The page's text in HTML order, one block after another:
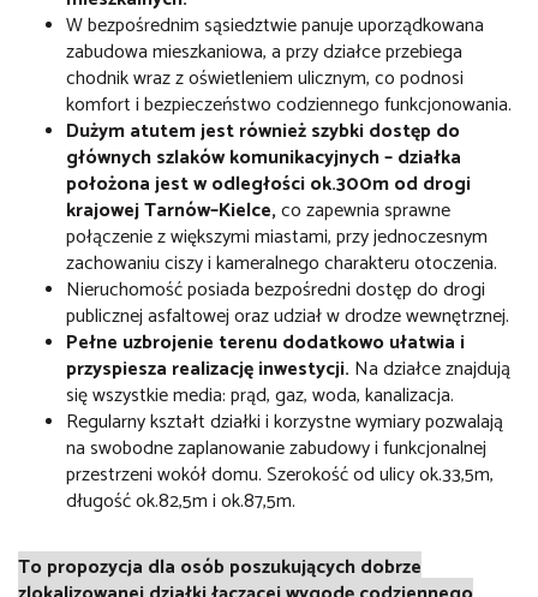
W bezpośrednim sąsiedztwie panuje uporządkowana
zabudowa mieszkaniowa, a przy działce przebiega
chodnik wraz z oświetleniem ulicznym, co podnosi
komfort i bezpieczeństwo codziennego funkcjonowania.
Dużym atutem jest również szybki dostęp do
głównych szlaków komunikacyjnych – działka
położona jest w odległości ok.300m od drogi
krajowej Tarnów–Kielce,co zapewnia sprawne
połączenie z większymi miastami, przy jednoczesnym
zachowaniu ciszy i kameralnego charakteru otoczenia.
Nieruchomość posiada bezpośredni dostęp do drogi
publicznej asfaltowej oraz udział w drodze wewnętrznej.
Pełne uzbrojenie terenu dodatkowo ułatwia i
przyspiesza realizację inwestycji. Na działce znajdują
się wszystkie media: prąd, gaz, woda, kanalizacja.
Regularny kształt działki i korzystne wymiary pozwalają
na swobodne zaplanowanie zabudowy i funkcjonalnej
przestrzeni wokół domu. Szerokość od ulicy ok.33,5m,
długość ok.82,5m i ok.87,5m.
To propozycja dla osób poszukujących dobrze